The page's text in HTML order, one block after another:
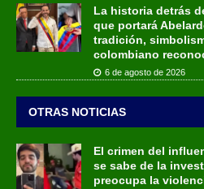
La historia detrás
que portará
tradición,
colombiano
6 de agosto de 2026
OTRAS NOTICIAS
El crimen del
se sabe de la
preocupa la